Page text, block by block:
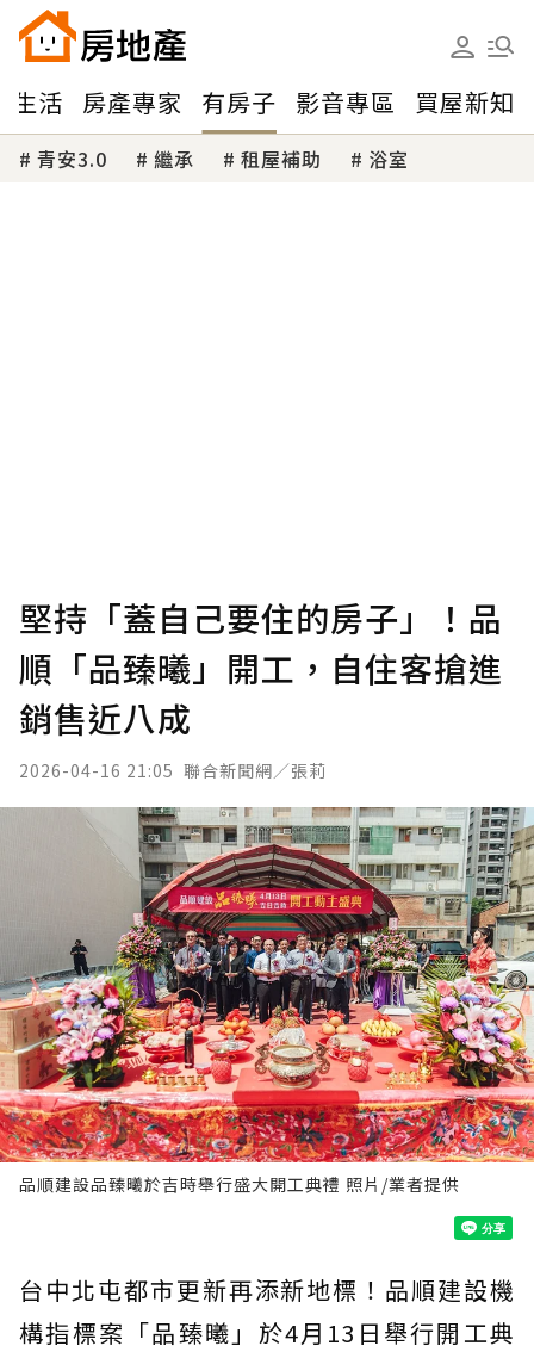
生活 房產專家 有房子 影音專區 買屋新知
青安3.0 繼承 租屋補助 浴室
堅持「蓋自己要住的房子」！品
順「品臻曦」開工，自住客搶進
銷售近八成
2026-04-16 21:05 聯合新聞網／張莉
品順建設品臻曦於吉時舉行盛大開工典禮 照片/業者提供
台中北屯都市更新再添新地標！品順建設機
構指標案「品臻曦」於4月13日舉行開工典